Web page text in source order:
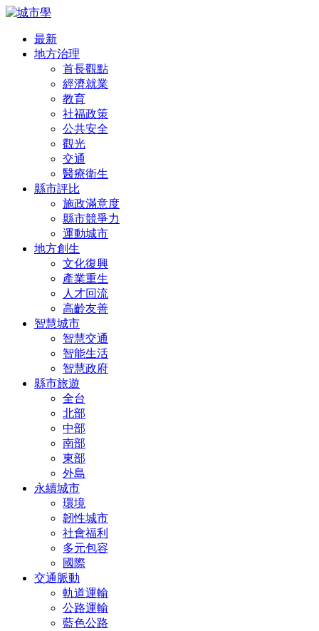
最新
地方治理
首長觀點
經濟就業
教育
社福政策
公共安全
觀光
交通
醫療衛生
縣市評比
施政滿意度
縣市競爭力
運動城市
地方創生
文化復興
產業重生
人才回流
高齡友善
智慧城市
智慧交通
智能生活
智慧政府
縣市旅遊
全台
北部
中部
南部
東部
外島
永續城市
環境
韌性城市
社會福利
多元包容
國際
交通脈動
軌道運輸
公路運輸
藍色公路